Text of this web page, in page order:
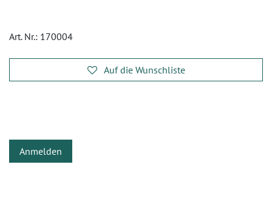
Art. Nr.: 170004
Auf die Wunschliste
Anmelden